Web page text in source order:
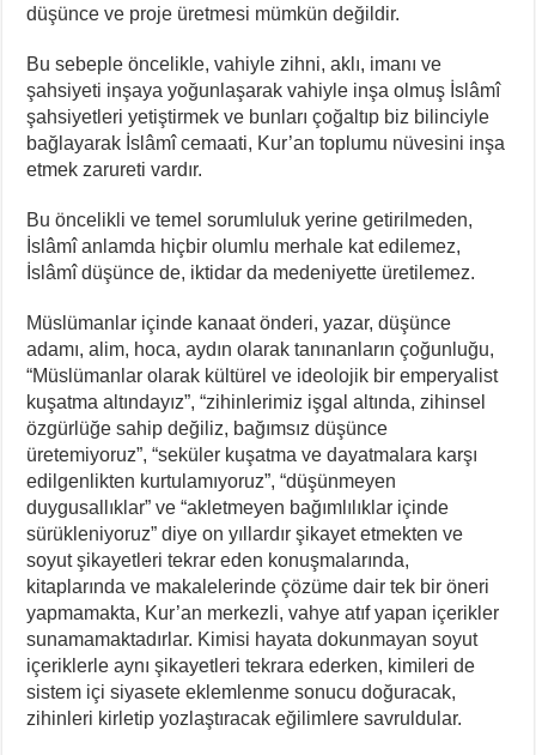
düşünce ve proje üretmesi mümkün değildir.
Bu sebeple öncelikle, vahiyle zihni, aklı, imanı ve
şahsiyeti inşaya yoğunlaşarak vahiyle inşa olmuş İslâmî
şahsiyetleri yetiştirmek ve bunları çoğaltıp biz bilinciyle
bağlayarak İslâmî cemaati, Kur’an toplumu nüvesini inşa
etmek zarureti vardır.
Bu öncelikli ve temel sorumluluk yerine getirilmeden,
İslâmî anlamda hiçbir olumlu merhale kat edilemez,
İslâmî düşünce de, iktidar da medeniyette üretilemez.
Müslümanlar içinde kanaat önderi, yazar, düşünce
adamı, alim, hoca, aydın olarak tanınanların çoğunluğu,
“Müslümanlar olarak kültürel ve ideolojik bir emperyalist
kuşatma altındayız”, “zihinlerimiz işgal altında, zihinsel
özgürlüğe sahip değiliz, bağımsız düşünce
üretemiyoruz”, “seküler kuşatma ve dayatmalara karşı
edilgenlikten kurtulamıyoruz”, “düşünmeyen
duygusallıklar” ve “akletmeyen bağımlılıklar içinde
sürükleniyoruz” diye on yıllardır şikayet etmekten ve
soyut şikayetleri tekrar eden konuşmalarında,
kitaplarında ve makalelerinde çözüme dair tek bir öneri
yapmamakta, Kur’an merkezli, vahye atıf yapan içerikler
sunamamaktadırlar. Kimisi hayata dokunmayan soyut
içeriklerle aynı şikayetleri tekrara ederken, kimileri de
sistem içi siyasete eklemlenme sonucu doğuracak,
zihinleri kirletip yozlaştıracak eğilimlere savruldular.